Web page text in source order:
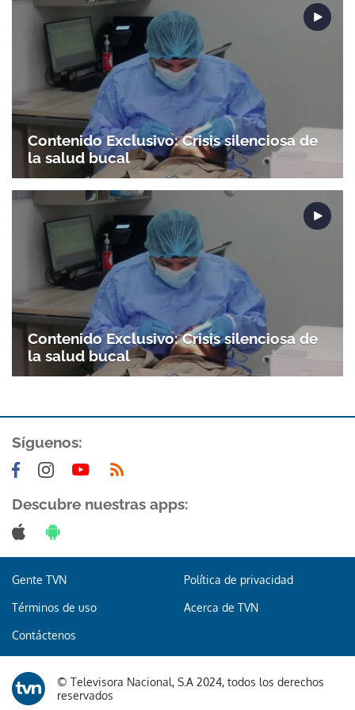
Gracias por suscribirte a nuestro boletín.
ACEPTAR
Contenido Exclusivo: Crisis silenciosa de
la salud bucal
Contenido Exclusivo: Crisis silenciosa de
la salud bucal
Síguenos:
Descubre nuestras apps:
Gente TVN Política de privacidad
Términos de uso Acerca de TVN
Contáctenos
© Televisora Nacional, S.A 2024, todos los derechos
reservados